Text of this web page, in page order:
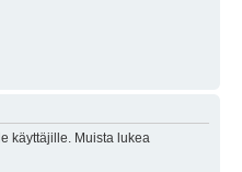
käyttäjille. Muista lukea